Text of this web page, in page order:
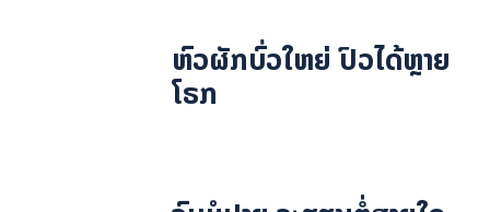
ຫົວຜັກບົ່ວໃຫຍ່ ປົວໄດ້ຫຼາຍ
ໂຣກ